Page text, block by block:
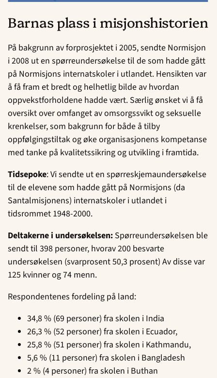
Barnas plass i misjonshistorien
På bakgrunn av forprosjektet i 2005, sendte Normisjon
i 2008 ut en spørreundersøkelse til de som hadde gått
på Normisjons internatskoler i utlandet. Hensikten var
å få fram et bredt og helhetlig bilde av hvordan
oppvekstforholdene hadde vært. Særlig ønsket vi å få
oversikt over omfanget av omsorgssvikt og seksuelle
krenkelser, som bakgrunn for både å tilby
oppfølgingstiltak og øke organisasjonens kompetanse
med tanke på kvalitetssikring og utvikling i framtida.
Tidsepoke: Vi sendte ut en spørreskjemaundersøkelse
til de elevene som hadde gått på Normisjons (da
Santalmisjonens) internatskoler i utlandet i
tidsrommet 1948-2000.
Deltakerne i undersøkelsen: Spørreundersøkelsen ble
sendt til 398 personer, hvorav 200 besvarte
undersøkelsen (svarprosent 50,3 prosent) Av disse var
125 kvinner og 74 menn.
Respondentenes fordeling på land:
34,8 % (69 personer) fra skolen i India
26,3 % (52 personer) fra skolen i Ecuador,
25,8 % (51 personer) fra skolen i Kathmandu,
5,6 % (11 personer) fra skolen i Bangladesh
2 % (4 personer) fra skolen i Buthan